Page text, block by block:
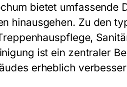
bietet umfassende
hinausgehen. Zu den
ist ein zentraler
erheblich